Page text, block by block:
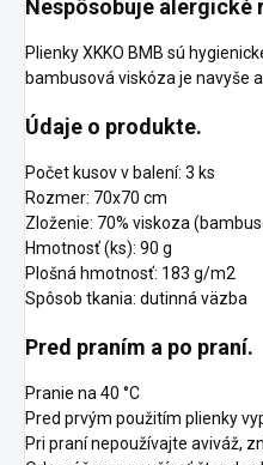
Nespôsobuje alergické
Plienky XKKO BMB sú
bambusová viskóza je navyše
Údaje o produkte.
Počet kusov v balení: 3 ks
Rozmer: 70x70 cm
Zloženie: 70% viskoza
Hmotnosť (ks): 90 g
Plošná hmotnosť: 183 g/m2
Spôsob tkania: dutinná väzba
Pred praním a po praní.
Pranie na 40 °C
Pred prvým použitím plienky
Pri praní nepoužívajte aviváž,